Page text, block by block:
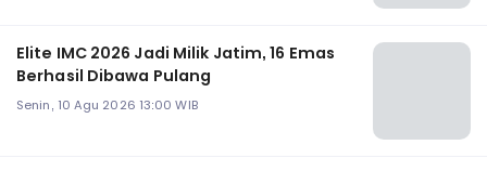
Elite IMC 2026 Jadi Milik Jatim, 16 Emas
Berhasil Dibawa Pulang
Senin, 10 Agu 2026 13:00 WIB